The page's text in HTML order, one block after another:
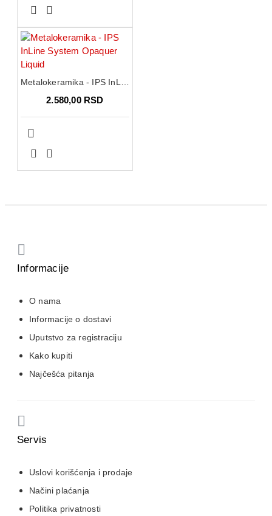
2.580,00 RSD
Informacije
O nama
Informacije o dostavi
Uputstvo za registraciju
Kako kupiti
Najčešća pitanja
Servis
Uslovi korišćenja i prodaje
Načini plaćanja
Politika privatnosti